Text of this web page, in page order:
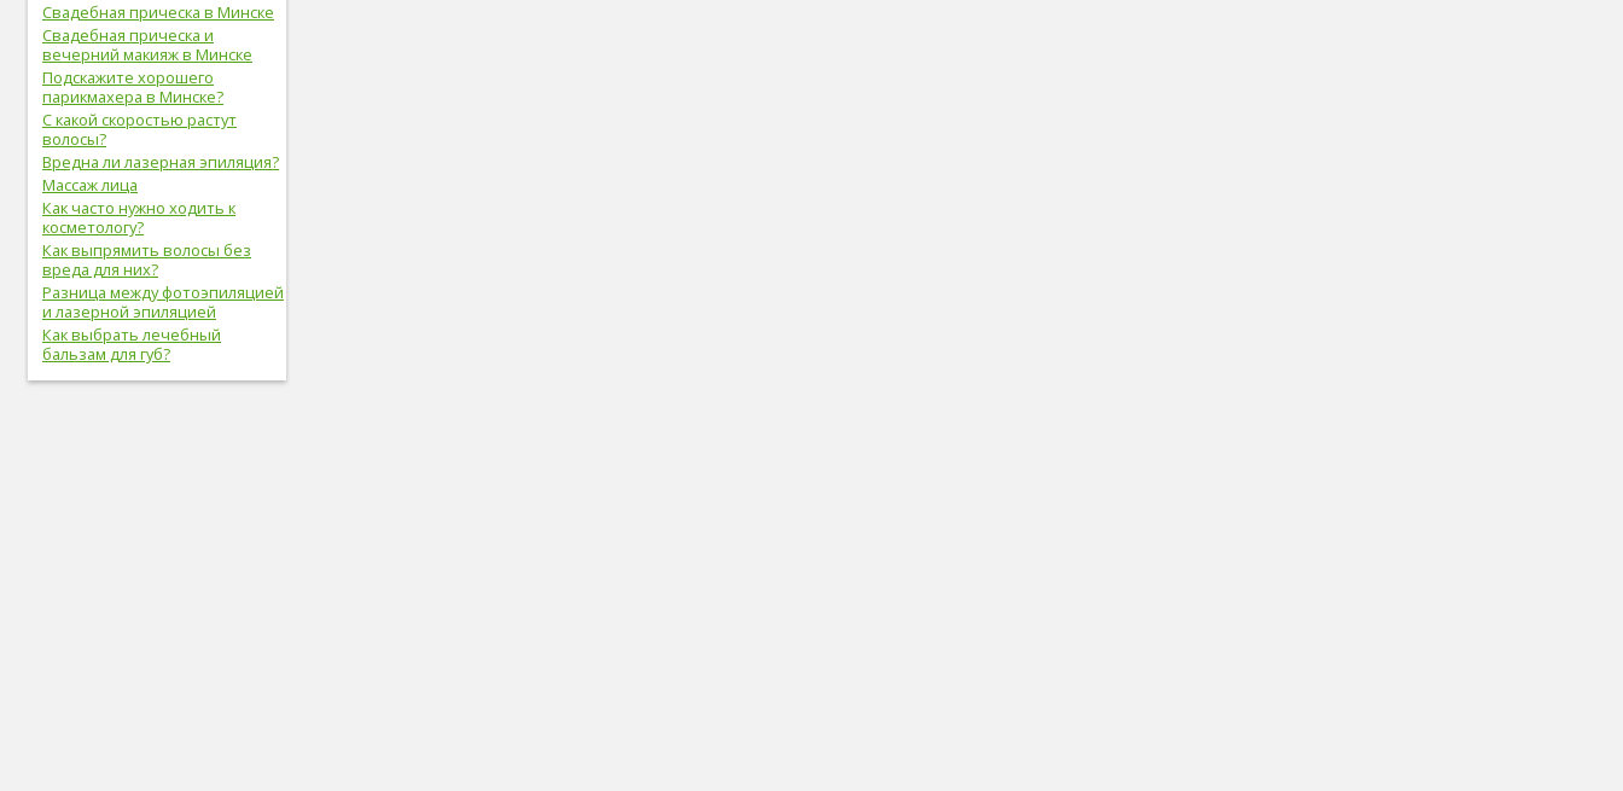
Свадебная прическа в Минске
Свадебная прическа и
вечерний макияж в Минске
Подскажите хорошего
парикмахера в Минске?
С какой скоростью растут
волосы?
Вредна ли лазерная эпиляция?
Массаж лица
Как часто нужно ходить к
косметологу?
Как выпрямить волосы без
вреда для них?
Разница между фотоэпиляцией
и лазерной эпиляцией
Как выбрать лечебный
бальзам для губ?